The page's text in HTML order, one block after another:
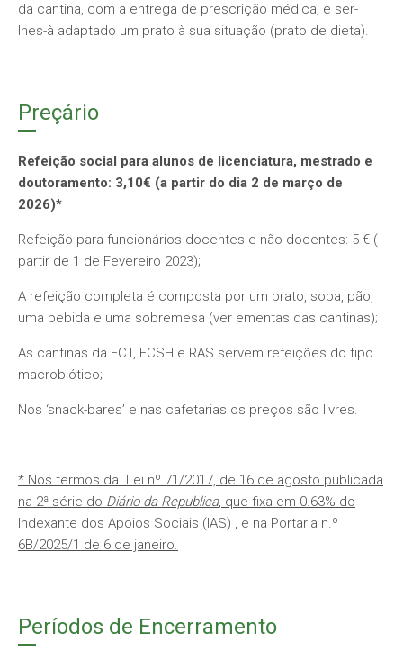
da cantina, com a entrega de prescrição médica, e ser-
lhes-à adaptado um prato à sua situação (prato de dieta).
Preçário
Refeição social para alunos de licenciatura, mestrado e
doutoramento: 3,10€ (a partir do dia 2 de março de
2026)*
Refeição para funcionários docentes e não docentes: 5 € (
partir de 1 de Fevereiro 2023);
A refeição completa é composta por um prato, sopa, pão,
uma bebida e uma sobremesa (ver ementas das cantinas);
As cantinas da FCT, FCSH e RAS servem refeições do tipo
macrobiótico;
Nos ‘snack-bares’ e nas cafetarias os preços são livres.
* Nos termos da Lei nº 71/2017, de 16 de agosto publicada
na 2ª série do Diário da Republica, que fixa em 0.63% do
Indexante dos Apoios Sociais (IAS) , e na Portaria n.º
6B/2025/1 de 6 de janeiro.
Períodos de Encerramento